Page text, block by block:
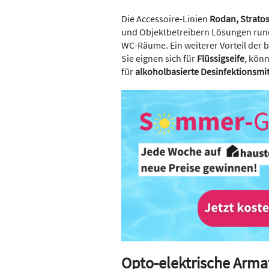
Die Accessoire-Linien Rodan,
und Objektbetreibern Lösungen
WC-Räume. Ein weiterer Vorteil
Sie eignen sich für Flüssigseife,
füralkoholbasierte
Opto-elektrische